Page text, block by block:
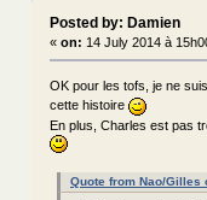
Posted by: Damien
« on: 14 July 2014 à
OK pour les tofs, je ne
cette histoire
En plus, Charles est pas
Quote from Nao/Gilles